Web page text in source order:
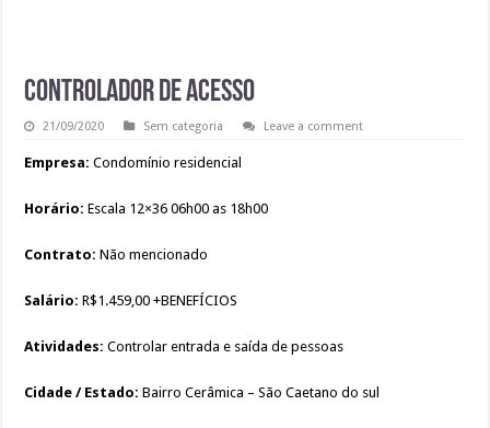
CONTROLADOR DE ACESSO
21/09/2020 Sem categoria Leave a comment
Empresa: Condomínio residencial
Horário: Escala 12×36 06h00 as 18h00
Contrato:Não mencionado
Salário: R$1.459,00 +BENEFÍCIOS
Atividades: Controlar entrada e saída de pessoas
Cidade / Estado:Bairro Cerâmica – São Caetano do sul